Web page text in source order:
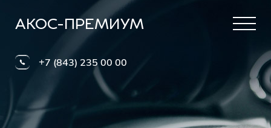
АКОС-ПРЕМИУМ
+7 (843) 235 00 00